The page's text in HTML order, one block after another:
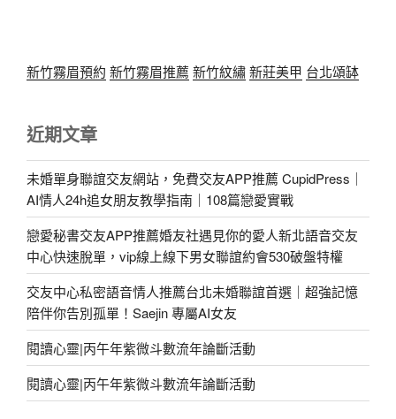
新竹霧眉預約 新竹霧眉推薦 新竹紋繡新莊美甲 台北頌缽
近期文章
未婚單身聯誼交友網站，免費交友APP推薦 CupidPress｜
AI情人24h追女朋友教學指南｜108篇戀愛實戰
戀愛秘書交友APP推薦婚友社遇見你的愛人新北語音交友
中心快速脫單，vip線上線下男女聯誼約會530破盤特權
交友中心私密語音情人推薦台北未婚聯誼首選｜超強記憶
陪伴你告別孤單！Saejin 專屬AI女友
閱讀心靈|丙午年紫微斗數流年論斷活動
閱讀心靈|丙午年紫微斗數流年論斷活動